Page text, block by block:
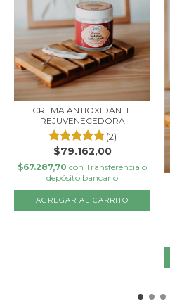
CREMA ANTIOXIDANTE
REJUVENECEDORA
(2)
$79.162,00
$67.287,70 con Transferencia o
depósito bancario